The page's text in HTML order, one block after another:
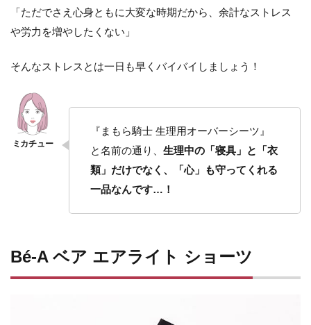
「ただでさえ心身ともに大変な時期だから、余計なストレス
や労力を増やしたくない」
そんなストレスとは一日も早くバイバイしましょう！
『まもら騎士 生理用オーバーシーツ』
と名前の通り、 生理中の「寝具」と「衣
類」だけでなく、「心」も守ってくれる
一品なんです…！
Bé-A ベア エアライト ショーツ